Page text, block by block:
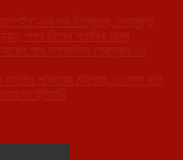
এর শুভ উদ্বোধন, নেশামুক্ত
শপথ নিলেন শতাধিক মানুষ
অয়েল পাম প্লানটেশন প্রোগ্রাম এর
পরিবারের মহিলারা, ১০ দফা দাবি
হুঁশিয়ারি